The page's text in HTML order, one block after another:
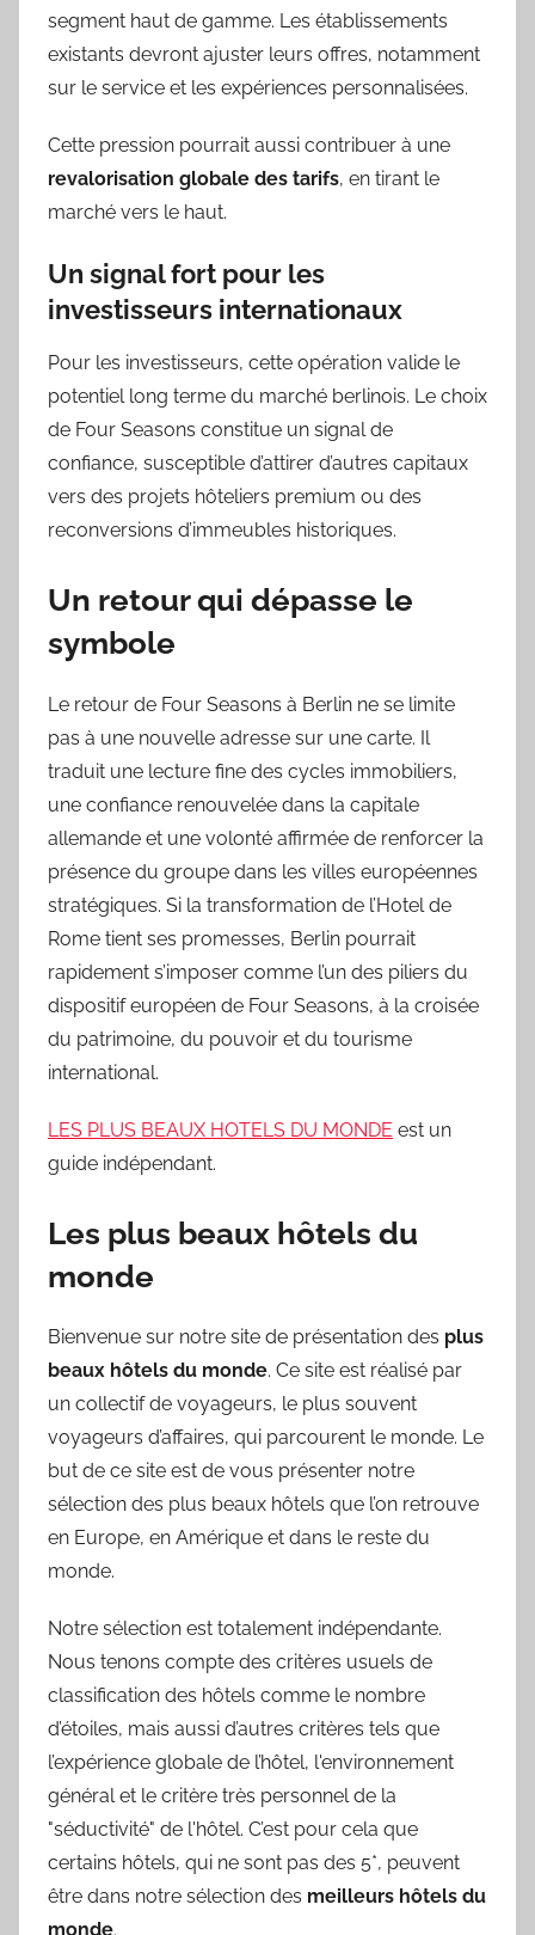
segment haut de gamme. Les établissements
existants devront ajuster leurs offres, notamment
sur le service et les expériences personnalisées.
Cette pression pourrait aussi contribuer à une
revalorisation globale des tarifs, en tirant le
marché vers le haut.
Un signal fort pour les
investisseurs internationaux
Pour les investisseurs, cette opération valide le
potentiel long terme du marché berlinois. Le choix
de Four Seasons constitue un signal de
confiance, susceptible d’attirer d’autres capitaux
vers des projets hôteliers premium ou des
reconversions d’immeubles historiques.
Un retour qui dépasse le
symbole
Le retour de Four Seasons à Berlin ne se limite
pas à une nouvelle adresse sur une carte. Il
traduit une lecture fine des cycles immobiliers,
une confiance renouvelée dans la capitale
allemande et une volonté affirmée de renforcer la
présence du groupe dans les villes européennes
stratégiques. Si la transformation de l’Hotel de
Rome tient ses promesses, Berlin pourrait
rapidement s’imposer comme l’un des piliers du
dispositif européen de Four Seasons, à la croisée
du patrimoine, du pouvoir et du tourisme
international.
LES PLUS BEAUX HOTELS DU MONDE est un
guide indépendant.
Les plus beaux hôtels du
monde
Bienvenue sur notre site de présentation des plus
beaux hôtels du monde. Ce site est réalisé par
un collectif de voyageurs, le plus souvent
voyageurs d’affaires, qui parcourent le monde. Le
but de ce site est de vous présenter notre
sélection des plus beaux hôtels que l’on retrouve
en Europe, en Amérique et dans le reste du
monde.
Notre sélection est totalement indépendante.
Nous tenons compte des critères usuels de
classification des hôtels comme le nombre
d’étoiles, mais aussi d’autres critères tels que
l’expérience globale de l’hôtel, l'environnement
général et le critère très personnel de la
"séductivité" de l'hôtel. C’est pour cela que
certains hôtels, qui ne sont pas des 5*, peuvent
être dans notre sélection des meilleurs hôtels du
monde.